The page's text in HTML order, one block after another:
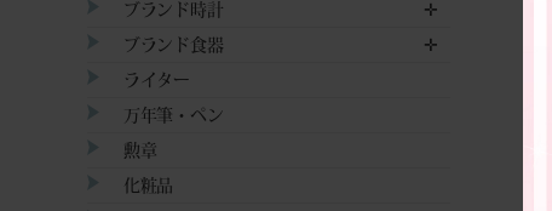
ブランド時計 ✛
ブランド食器 ✛
ライター
万年筆・ペン
勲章
化粧品